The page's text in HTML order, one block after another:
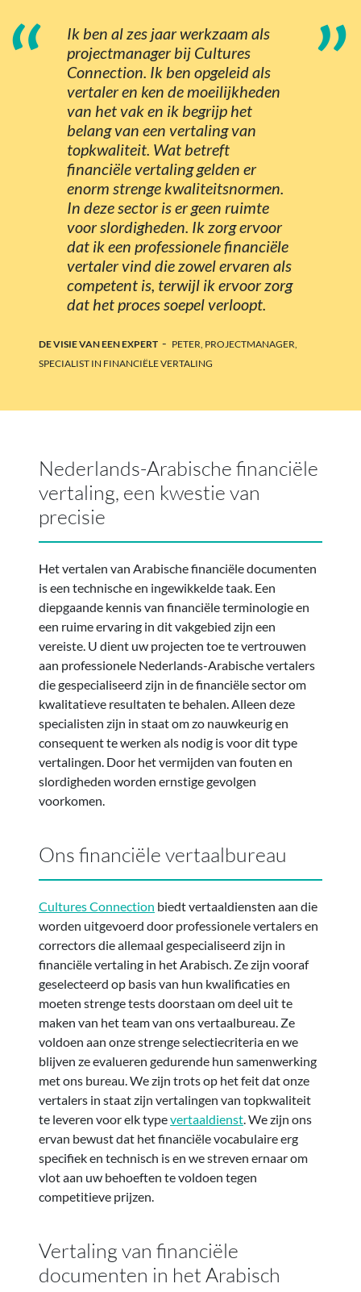
“
Ik ben al zes jaar werkzaam als
projectmanager bij Cultures
Connection. Ik ben opgeleid als
vertaler en ken de moeilijkheden
van het vak en ik begrijp het
belang van een vertaling van
topkwaliteit. Wat betreft
financiële vertaling gelden er
enorm strenge kwaliteitsnormen.
In deze sector is er geen ruimte
voor slordigheden. Ik zorg ervoor
dat ik een professionele financiële
vertaler vind die zowel ervaren als
competent is, terwijl ik ervoor zorg
dat het proces soepel verloopt.
”
DE VISIE VAN EEN EXPERT - PETER, PROJECTMANAGER,
SPECIALIST IN FINANCIËLE VERTALING
Nederlands-Arabische financiële
vertaling, een kwestie van
precisie
Het vertalen van Arabische financiële documenten
is een technische en ingewikkelde taak. Een
diepgaande kennis van financiële terminologie en
een ruime ervaring in dit vakgebied zijn een
vereiste. U dient uw projecten toe te vertrouwen
aan professionele Nederlands-Arabische vertalers
die gespecialiseerd zijn in de financiële sector om
kwalitatieve resultaten te behalen. Alleen deze
specialisten zijn in staat om zo nauwkeurig en
consequent te werken als nodig is voor dit type
vertalingen. Door het vermijden van fouten en
slordigheden worden ernstige gevolgen
voorkomen.
Ons financiële vertaalbureau
Cultures Connection biedt vertaaldiensten aan die
worden uitgevoerd door professionele vertalers en
correctors die allemaal gespecialiseerd zijn in
financiële vertaling in het Arabisch. Ze zijn vooraf
geselecteerd op basis van hun kwalificaties en
moeten strenge tests doorstaan om deel uit te
maken van het team van ons vertaalbureau. Ze
voldoen aan onze strenge selectiecriteria en we
blijven ze evalueren gedurende hun samenwerking
met ons bureau. We zijn trots op het feit dat onze
vertalers in staat zijn vertalingen van topkwaliteit
te leveren voor elk typevertaaldienst. We zijn ons
ervan bewust dat het financiële vocabulaire erg
specifiek en technisch is en we streven ernaar om
vlot aan uw behoeften te voldoen tegen
competitieve prijzen.
Vertaling van financiële
documenten in het Arabisch